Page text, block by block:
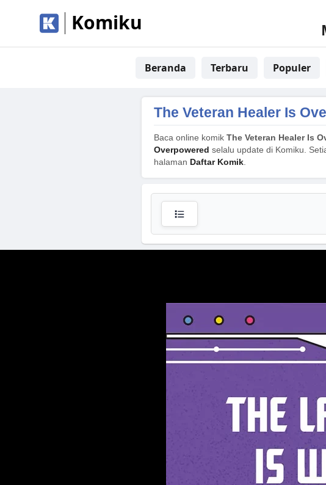
Komiku
Beranda Terbaru Populer
The Veteran Healer Is
Baca online komik The Veteran Healer Is
Overpowered selalu update di Komiku.
halaman Daftar Komik.